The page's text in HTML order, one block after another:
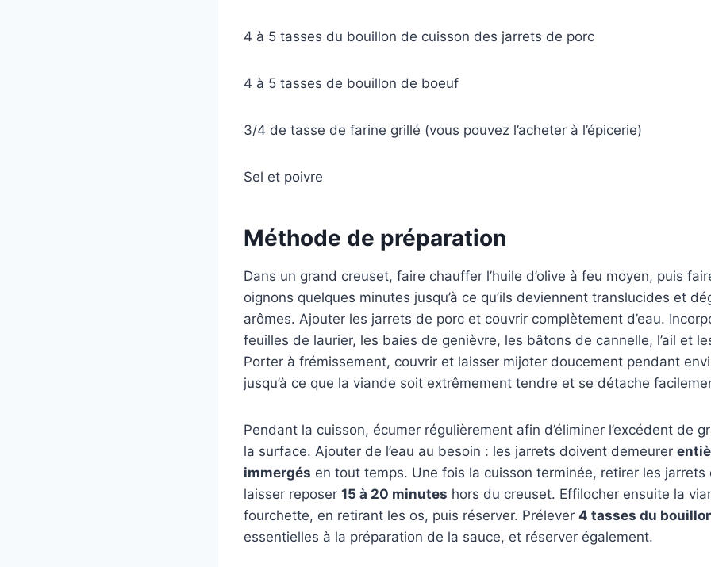
4 à 5 tasses du bouillon de cuisson des jarrets de porc
4 à 5 tasses de bouillon de boeuf
3/4 de tasse de farine grillé (vous pouvez l’acheter à l’épicerie)
Sel et poivre
Méthode de préparation
Dans un grand creuset, faire chauffer l’huile d’olive à feu moyen, puis
oignons quelques minutes jusqu’à ce qu’ils deviennent translucides et
arômes. Ajouter les jarrets de porc et couvrir complètement d’eau.
feuilles de laurier, les baies de genièvre, les bâtons de cannelle, l’ail et
Porter à frémissement, couvrir et laisser mijoter doucement pendant
jusqu’à ce que la viande soit extrêmement tendre et se détache
Pendant la cuisson, écumer régulièrement afin d’éliminer l’excédent de
la surface. Ajouter de l’eau au besoin : les jarrets doivent demeurer
immergés en tout temps. Une fois la cuisson terminée, retirer les
laisser reposer 15 à 20 minutes hors du creuset. Effilocher ensuite la
fourchette, en retirant les os, puis réserver. Prélever 4 tasses du
essentielles à la préparation de la sauce, et réserver également.